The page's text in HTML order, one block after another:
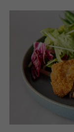
お客様だけでな
期待に応え、超
みる。
新しい知識を
嘘をつかない。
現状に満足せ
商機は逃さず、
できない理由は